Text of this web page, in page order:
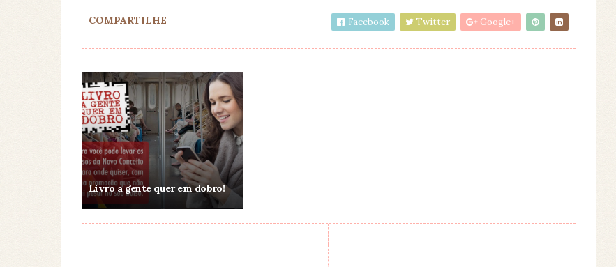
COMPARTILHE Facebook Twitter Google+
Livro a gente quer em dobro!